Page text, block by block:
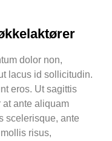
dolor non,
lacus id sollicitudin.
eros. Ut sagittis
at ante aliquam
scelerisque, ante
risus,